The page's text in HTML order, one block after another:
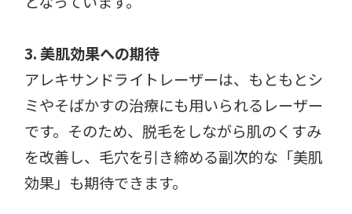
3. 美肌効果への期待
アレキサンドライトレーザーは、もともとシ
ミやそばかすの治療にも用いられるレーザー
です。そのため、脱毛をしながら肌のくすみ
を改善し、毛穴を引き締める副次的な「美肌
効果」も期待できます。